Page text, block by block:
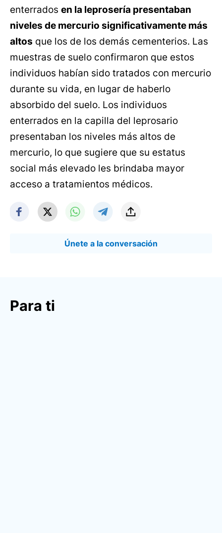
enterrados en la leprosería presentaban
niveles de mercurio significativamente más
altos que los de los demás cementerios. Las
muestras de suelo confirmaron que estos
individuos habían sido tratados con mercurio
durante su vida, en lugar de haberlo
absorbido del suelo. Los individuos
enterrados en la capilla del leprosario
presentaban los niveles más altos de
mercurio, lo que sugiere que su estatus
social más elevado les brindaba mayor
acceso a tratamientos médicos.
Únete a la conversación
Para ti